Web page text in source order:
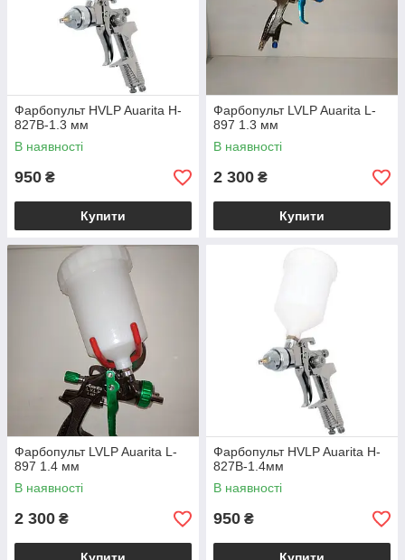
Фарбопульт HVLP Auarita H-
827B-1.3 мм
В наявності
950 ₴
Купити
Фарбопульт LVLP Auarita L-
897 1.3 мм
В наявності
2 300 ₴
Купити
Фарбопульт LVLP Auarita L-
897 1.4 мм
В наявності
2 300 ₴
Фарбопульт HVLP Auarita H-
827B-1.4мм
В наявності
950 ₴